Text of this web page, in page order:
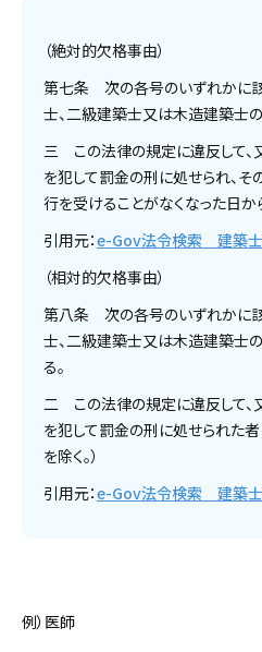
（絶対的欠格事由）
第七条 次の各号のいずれかに
士、二級建築士又は木造建築士
三 この法律の規定に違反して
を犯して罰金の刑に処せられ、
行を受けることがなくなった日
引用元：e-Gov法令検索 建築
（相対的欠格事由）
第八条 次の各号のいずれかに
士、二級建築士又は木造建築士
る。
二 この法律の規定に違反して
を犯して罰金の刑に処せられた
を除く。）
引用元：e-Gov法令検索 建築
例）医師